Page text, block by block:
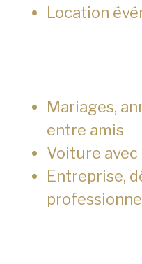
Location
Mariages,
entre amis
Voiture
Entreprise,